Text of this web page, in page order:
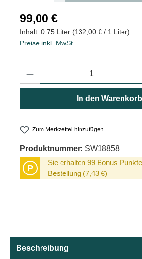
Regulärer Preis:
99,00 €
Inhalt: 0.75 Liter (132,00 € / 1 Liter)
Preise inkl. MwSt.
Produkt Anzahl: Gib den
In den Warenkorb
Zum Merkzettel hinzufügen
Produktnummer: SW18858
P
Sie erhalten 99 Bonus
Bestellung (7,43 €)
Beschreibung